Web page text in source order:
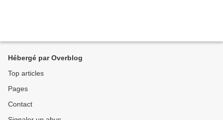
Hébergé par Overblog
Top articles
Pages
Contact